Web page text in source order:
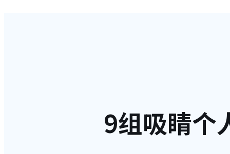
9组吸睛个